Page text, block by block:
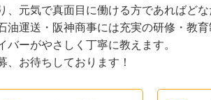
、元気で真面目に働ける方であればど
油運送・阪神商事には充実の研修・教
バーがやさしく丁寧に教えます。
、お待ちしております！